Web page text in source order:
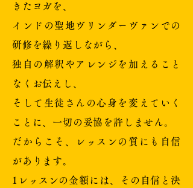
きたヨガを、
インドの聖地ヴリンダーヴァンでの
研修を繰り返しながら、
独自の解釈やアレンジを加えること
なくお伝えし、
そして生徒さんの心身を変えていく
ことに、一切の妥協を許しません。
だからこそ、レッスンの質にも自信
があります。
1レッスンの金額には、その自信と決